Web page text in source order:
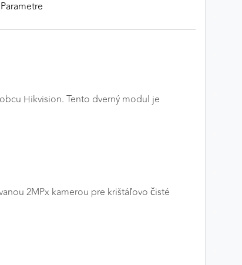
Parametre
Hikvision. Tento dverný modul je
2MPx kamerou pre krištáľovo čisté